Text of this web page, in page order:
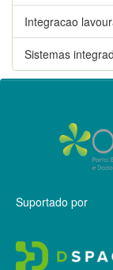
Integracao
Sistemas
Suportado por